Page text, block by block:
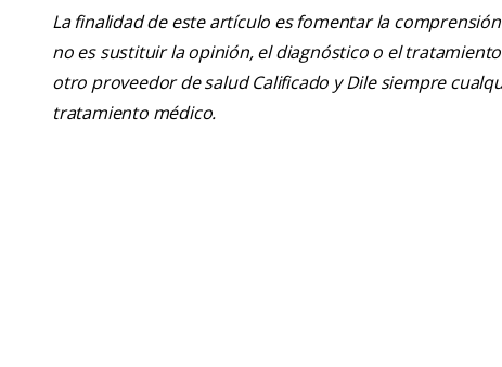
La finalidad de este artículo es fomentar la
no es sustituir la opinión, el diagnóstico o el
otro proveedor de salud Calificado y Dile siempre
tratamiento médico.